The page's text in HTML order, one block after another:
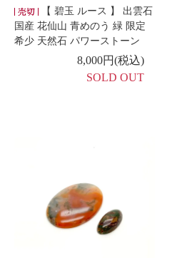
【 碧玉 ルース 】 出雲石
国産 花仙山 青めのう 緑 限定
希少 天然石 パワーストーン
8,000円(税込)
SOLD OUT